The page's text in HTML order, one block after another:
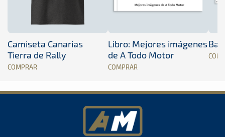
Camiseta Canarias
Tierra de Rally
COMPRAR
Libro: Mejores imágenes
de A Todo Motor
COMPRAR